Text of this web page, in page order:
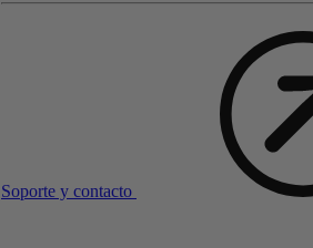
Soporte y contacto